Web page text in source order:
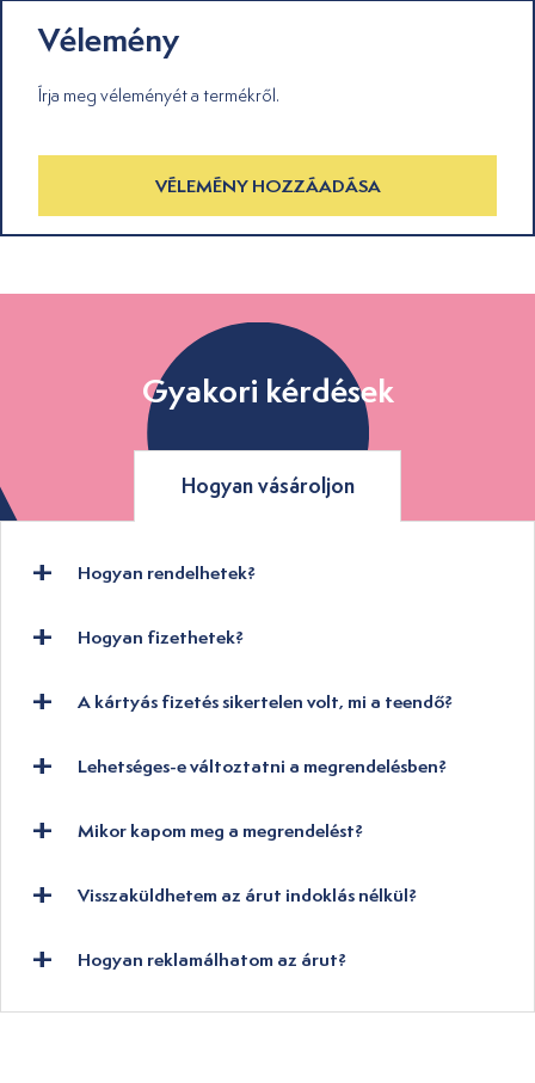
Vélemény
Írja meg véleményét a termékről.
VÉLEMÉNY HOZZÁADÁSA
Gyakori kérdések
Hogyan vásároljon
Hogyan rendelhetek?
Hogyan fizethetek?
A kártyás fizetés sikertelen volt, mi a teendő?
Lehetséges-e változtatni a megrendelésben?
Mikor kapom meg a megrendelést?
Visszaküldhetem az árut indoklás nélkül?
Hogyan reklamálhatom az árut?